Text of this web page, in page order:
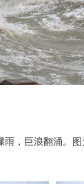
，巨浪翻涌。